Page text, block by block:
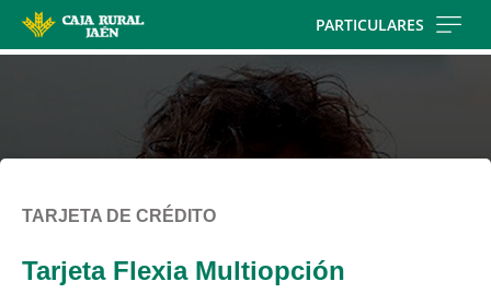
main
contentt
PARTICULARES
TARJETA DE CRÉDITO
Tarjeta Flexia Multiopción